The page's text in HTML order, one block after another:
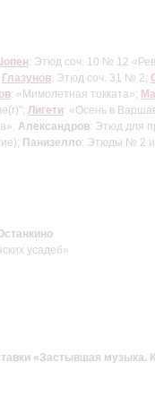
: Этюд соч. 10 № 12
Глазунов: Этюд соч. 31 № 2;
: «Мимолетная токката»;
Лигети: «Осень в
Александров: Этюд для
Панизелло: Этюды № 2 и
усадеб»
«Застывшая музыка.